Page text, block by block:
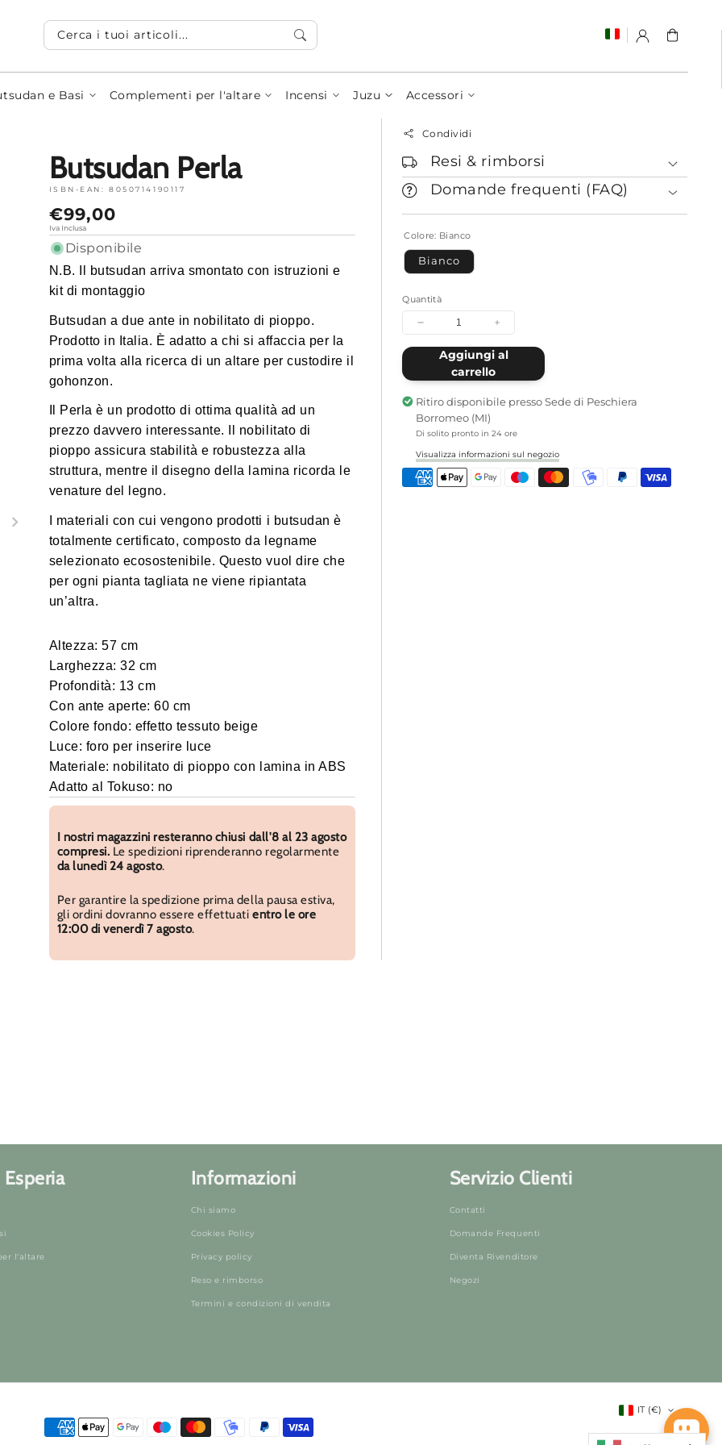
Cerca i tuoi articoli...
e Basi Complementi per l'altare Incensi Juzu Accessori
Carrello
Butsudan Perla
ISBN-EAN: 8050714190117
Prezzo
normale
€99,00
Iva Inclusa
Disponibile
N.B. Il butsudan arriva smontato con istruzioni e
kit di montaggio
Butsudan a due ante in nobilitato di pioppo.
Prodotto in Italia. È adatto a chi si affaccia per la
prima volta alla ricerca di un altare per custodire il
gohonzon.
Il Perla è un prodotto di ottima qualità ad un
prezzo davvero interessante. Il nobilitato di
pioppo assicura stabilità e robustezza alla
struttura, mentre il disegno della lamina ricorda le
venature del legno.
I materiali con cui vengono prodotti i butsudan è
totalmente certificato, composto da legname
selezionato ecosostenibile. Questo vuol dire che
per ogni pianta tagliata ne viene ripiantata
un’altra.
Altezza: 57 cm
Larghezza: 32 cm
Profondità: 13 cm
Con ante aperte: 60 cm
Colore fondo: effetto tessuto beige
Luce: foro per inserire luce
Materiale: nobilitato di pioppo con lamina in ABS
Adatto al Tokuso: no
I nostri magazzini resteranno chiusi dall'8 al 23 agosto
compresi. Le spedizioni riprenderanno regolarmente
da lunedì 24 agosto.
Per garantire la spedizione prima della pausa estiva,
gli ordini dovranno essere effettuatientro le ore
12:00 di venerdì 7 agosto.
Condividi
Resi & rimborsi
Domande frequenti (FAQ)
Colore: Bianco
Bianco
Quantità
Diminuisci
Butsudan
Perla
Aumenta
per
Butsudan
Perla
Aggiungi al
carrello
Ritiro disponibile pressoSede di Peschiera
Borromeo (MI)
Di solito pronto in 24 ore
Visualizza informazioni sul negozio
l'altare
Informazioni
Chi siamo
Cookies Policy
Privacy policy
Reso e rimborso
Termini e condizioni di vendita
Servizio Clienti
Contatti
Domande Frequenti
Diventa Rivenditore
Negozi
Metodi
IT (€)